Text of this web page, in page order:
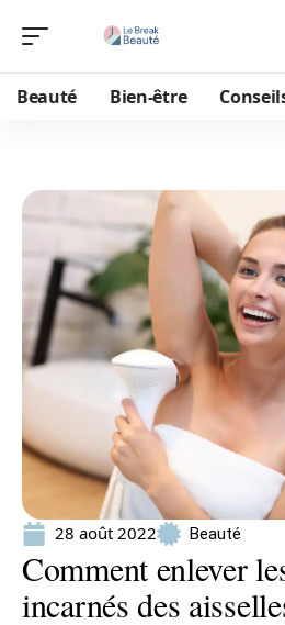
Beauté Bien-être
28 août 2022 Beauté
Comment enlever
incarnés des